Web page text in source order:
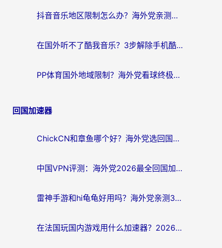
抖音音乐地区限制怎么办？海外党亲测有效的听歌自由指南
在国外听不了酷我音乐？3步解除手机酷我音乐海外限制，附实测好用加速器
PP体育国外地域限制？海外党看球终极方案：从欧洲杯到奥运会，中文解说不卡顿！
回国加速器
ChickCN和章鱼哪个好？海外党选回国加速器的3个关键维度 + 实用避坑指南
中国VPN评测：海外党2026最全回国加速器选择指南，告别地区限制不踩坑
雷神手游和hi龟龟好用吗？海外党亲测3款回国加速器，教你选对国外到国内加速器
在法国玩国内游戏用什么加速器？2026实测解决延迟卡顿的实用指南